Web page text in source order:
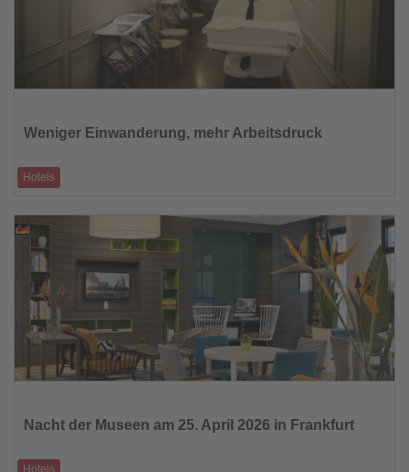
die
Nachrichten
Weniger Einwanderung, mehr Arbeitsdruck
Hotels
08.04.2026
die
Nachrichten
Nacht der Museen am 25. April 2026 in Frankfurt
Hotels